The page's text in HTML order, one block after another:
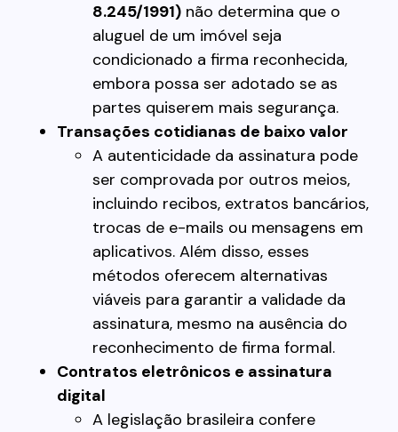
8.245/1991) não determina que o
aluguel de um imóvel seja
condicionado a firma reconhecida,
embora possa ser adotado se as
partes quiserem mais segurança.
Transações cotidianas de baixo valor
A autenticidade da assinatura pode
ser comprovada por outros meios,
incluindo recibos, extratos bancários,
trocas de e-mails ou mensagens em
aplicativos. Além disso, esses
métodos oferecem alternativas
viáveis para garantir a validade da
assinatura, mesmo na ausência do
reconhecimento de firma formal.
Contratos eletrônicos e assinatura
digital
A legislação brasileira confere